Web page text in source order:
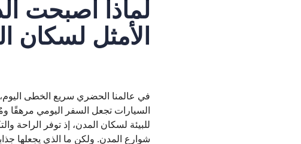
لماذا أصبحت
الأمثل لسكان
في عالمنا الحضري سريع الخطى اليوم،
السيارات تجعل السفر اليومي
للبيئة لسكان المدن، إذ توفر الراحة
شوارع المدن. ولكن ما الذي يجعلها